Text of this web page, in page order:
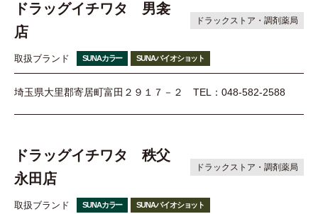
ドラッグイチワタ 男衾
店
ドラックストア・調剤薬局
取扱ブランド SUNAカラー SUNAバイオショット
埼玉県大里郡寄居町富田２９１７－２ TEL：048-582-2588
ドラッグイチワタ 秩父
永田店
ドラックストア・調剤薬局
取扱ブランド SUNAカラー SUNAバイオショット